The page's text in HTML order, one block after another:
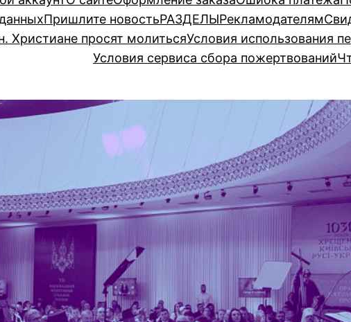
Пришлите новостьРАЗДЕЛЫРекламодателям
Христиане просят молитьсяУсловия использования
Условия сервиса сбора пожертвований